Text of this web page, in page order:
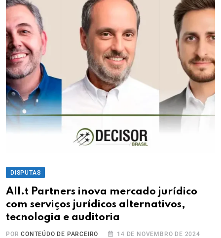
DISPUTAS
All.t Partners inova mercado jurídico
com serviços jurídicos alternativos,
tecnologia e auditoria
PORCONTEÚDO DE PARCEIRO 14 DE NOVEMBRO DE 2024